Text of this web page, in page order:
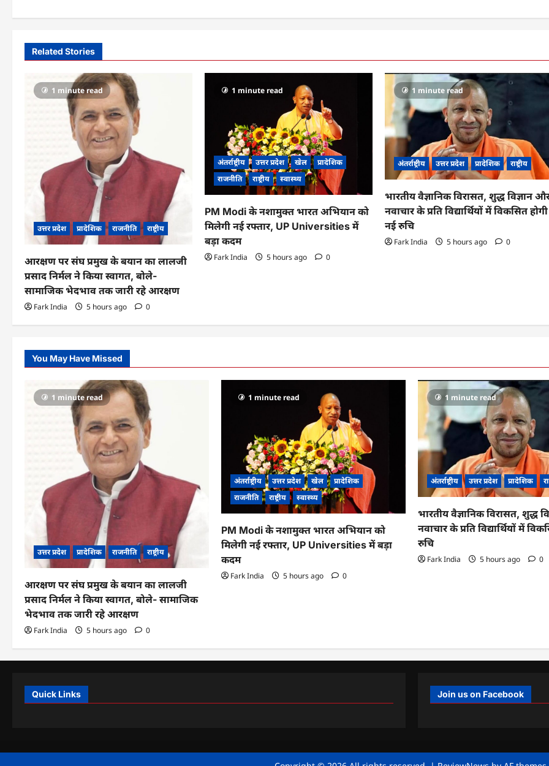
n
n
Related Stories
1 minute read
उत्तर प्रदेश प्रादेशिक राजनीति राष्ट्रीय
आरक्षण पर संघ प्रमुख के बयान का लालजी
प्रसाद निर्मल ने किया स्वागत, बोले-
सामाजिक भेदभाव तक जारी रहे आरक्षण
Fark India 5 hours ago 0
1 minute read
अंतर्राष्ट्रीय उत्तर प्रदेश खेल
प्रादेशिक
राजनीति
राष्ट्रीय स्वास्थ्य
PM Modi के नशामुक्त भारत अभियान को
मिलेगी नई रफ्तार, UP Universities में
बड़ा कदम
Fark India 5 hours ago 0
1 minute read
अंतर्राष्ट्रीय उत्तर प्रदेश प्रादेशिक राष्ट्रीय
भारतीय वैज्ञानिक विरासत, शुद्ध विज्ञान
नवाचार के प्रति विद्यार्थियों में विकसित होगी
नई रुचि
Fark India 5 hours ago 0
You May Have Missed
1 minute read
उत्तर प्रदेश प्रादेशिक राजनीति राष्ट्रीय
आरक्षण पर संघ प्रमुख के बयान का लालजी
प्रसाद निर्मल ने किया स्वागत, बोले- सामाजिक
भेदभाव तक जारी रहे आरक्षण
Fark India 5 hours ago 0
1 minute read
अंतर्राष्ट्रीय उत्तर प्रदेश खेल
प्रादेशिक
राजनीति
राष्ट्रीय स्वास्थ्य
PM Modi के नशामुक्त भारत अभियान को
मिलेगी नई रफ्तार, UP Universities में बड़ा
कदम
Fark India 5 hours ago 0
1 minute read
अंतर्राष्ट्रीय उत्तर प्रदेश प्रादेशिक
भारतीय वैज्ञानिक विरासत, शुद्ध
नवाचार के प्रति विद्यार्थियों में
रुचि
Fark India 5 hours ago 0
Quick Links Join us on Facebook